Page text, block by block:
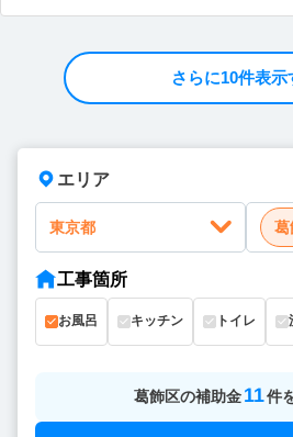
さらに10件表示
エリア
東京都 葛
工事箇所
お風呂 キッチン トイレ
葛飾区の補助金 11件